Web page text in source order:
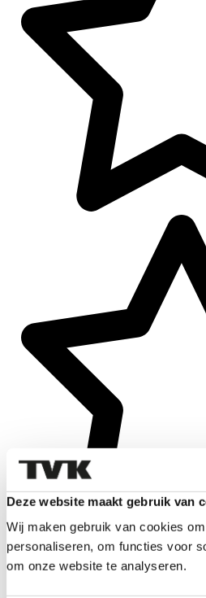
Deze website maakt gebruik van
Wij maken gebruik van cookies
personaliseren, om functies voor
om onze website te analyseren.